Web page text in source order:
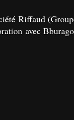
Riffaud
avec